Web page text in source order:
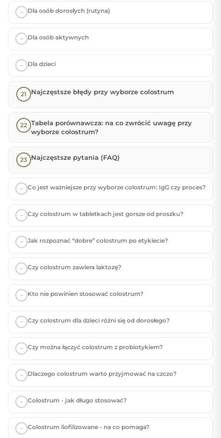
Dla osób dorosłych (rutyna)
Dla osób aktywnych
Dla dzieci
Najczęstsze błędy przy wyborze colostrum
Tabela porównawcza: na co zwrócić uwagę przy
wyborze colostrum?
Najczęstsze pytania (FAQ)
Co jest ważniejsze przy wyborze colostrum: IgG czy proces?
Czy colostrum w tabletkach jest gorsze od proszku?
Jak rozpoznać “dobre” colostrum po etykiecie?
Czy colostrum zawiera laktozę?
Kto nie powinien stosować colostrum?
Czy colostrum dla dzieci różni się od dorosłego?
Czy można łączyć colostrum z probiotykiem?
Dlaczego colostrum warto przyjmować na czczo?
Colostrum - jak długo stosować?
Colostrum liofilizowane - na co pomaga?